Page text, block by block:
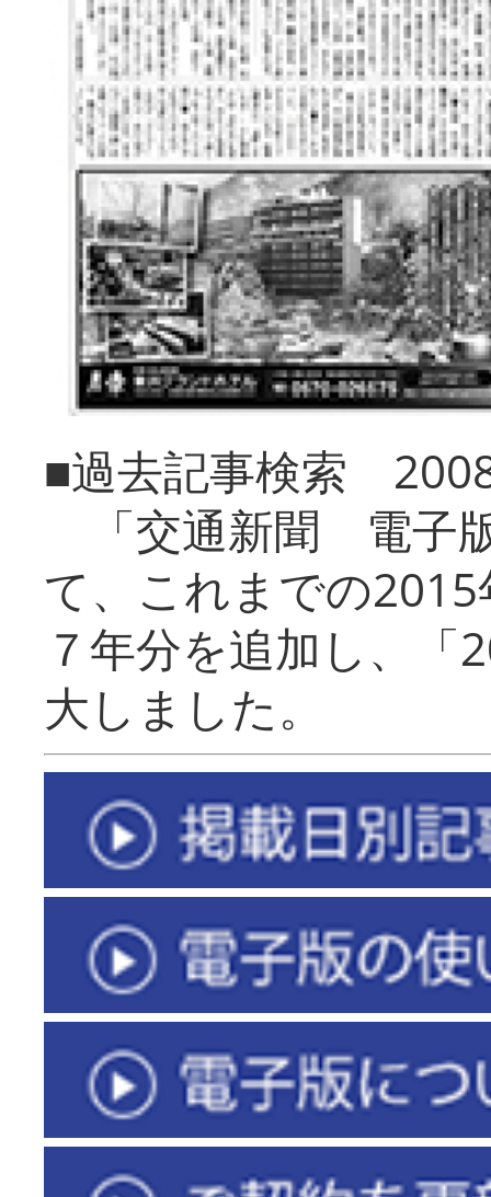
■過去記事検索
「交通新聞 電子
て、これまでの
７年分を追加し、「
大しまし